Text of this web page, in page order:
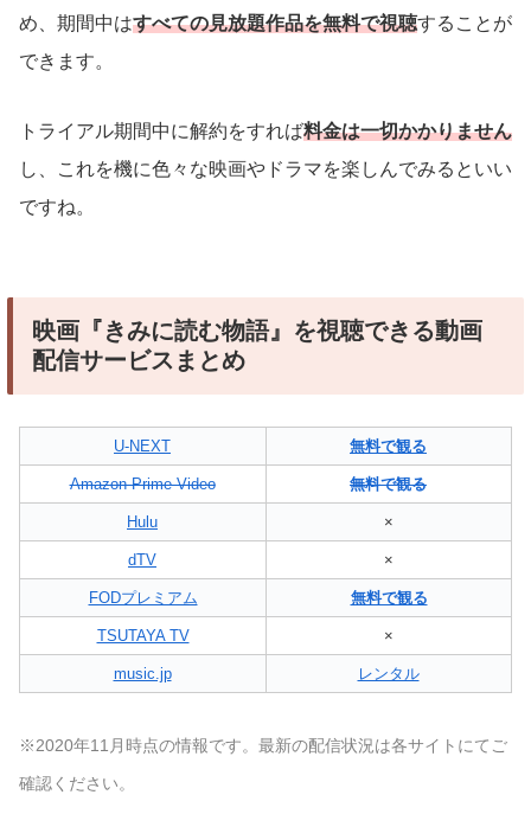
め、期間中はすべての見放題作品を無料で視聴することが
できます。
トライアル期間中に解約をすれば料金は一切かかりません
し、これを機に色々な映画やドラマを楽しんでみるといい
ですね。
映画『きみに読む物語』を視聴できる動画
配信サービスまとめ
U-NEXT 無料で観る
Amazon Prime Video 無料で観る
Hulu ×
dTV ×
FODプレミアム 無料で観る
TSUTAYA TV ×
music.jp レンタル
※2020年11月時点の情報です。最新の配信状況は各サイトにてご
確認ください。